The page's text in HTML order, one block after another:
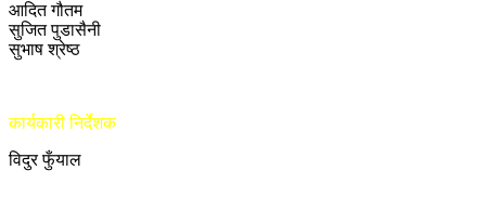
आदित गौतम
सुजित पुडासैनी
सुभाष श्रेष्ठ
कार्यकारी निर्देशक
विदुर फुँयाल